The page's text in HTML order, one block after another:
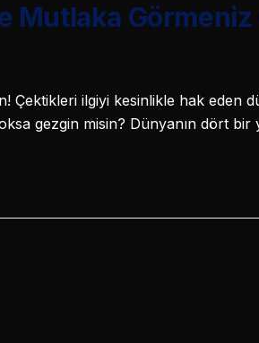
Mutlaka
Çektikleri ilgiyi kesinlikle hak eden
gezgin misin? Dünyanın dört